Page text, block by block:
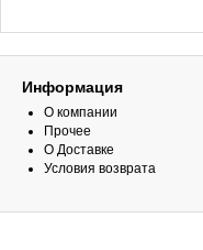
Информация
О компании
Прочее
О Доставке
Условия возврата